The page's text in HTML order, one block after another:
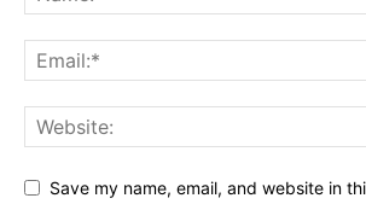
Save my name, email, and website in